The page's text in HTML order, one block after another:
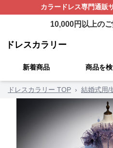
カラードレス専門通販
10,000円以上の
ドレスカラリー
新着商品 商品を
ドレスカラリー TOP › 結婚式用/